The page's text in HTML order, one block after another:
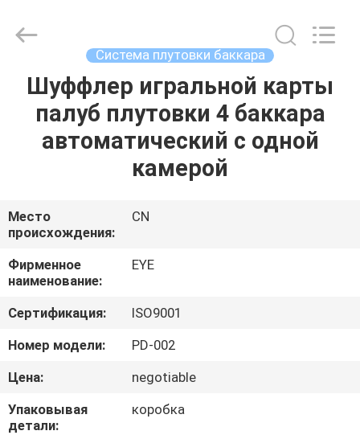
ГЛАВНАЯ
СТРАНИЦА
ПРОДУКЦИЯ
О
КОМПАНИИ
НАША
ФАБРИКА
КОНТРОЛЬ
КАЧЕСТВА
Cheat
Center.
Система плутовки баккара
Шуффлер игральной карты
палуб плутовки 4 баккара
автоматический с одной
камерой
Место
происхождения:
CN
Фирменное
наименование:
EYE
Сертификация:
ISO9001
Номер модели:
PD-002
Цена:
negotiable
Упаковывая
детали:
коробка